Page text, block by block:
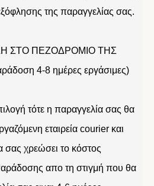
της παραγγελίας σας.
ΣΤΟ ΠΕΖΟΔΡΟΜΙΟ ΤΗΣ
4-8 ημέρες εργάσιμες)
τότε η παραγγελία σας θα
εταιρεία courier και
σας χρεώσει το κόστος
απο τη στιγμή που θα